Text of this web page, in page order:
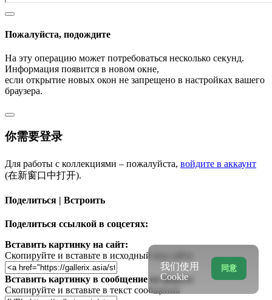
Пожалуйста, подождите
На эту операцию может потребоваться несколько секунд.
Информация появится в новом окне,
если открытие новых окон не запрещено в настройках вашего
браузера.
你需要登录
Для работы с коллекциями – пожалуйста, войдите в аккаунт
(在新窗口中打开).
Поделиться | Встроить
Поделиться ссылкой в соцсетях:
Вставить картинку на сайт:
Скопируйте и вставьте в исходный код сайта
Вставить картинку в сообщение на форум:
Скопируйте и вставьте в текст сообщения
同意
我们使用
Cookie